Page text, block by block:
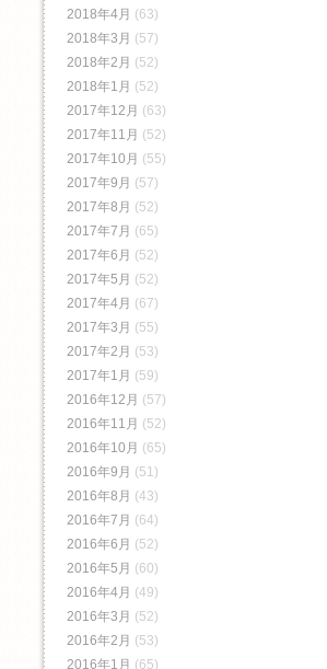
2018年4月 (63)
2018年3月 (57)
2018年2月 (52)
2018年1月 (52)
2017年12月 (63)
2017年11月 (52)
2017年10月 (55)
2017年9月 (57)
2017年8月 (52)
2017年7月 (65)
2017年6月 (52)
2017年5月 (52)
2017年4月 (67)
2017年3月 (55)
2017年2月 (53)
2017年1月 (59)
2016年12月 (57)
2016年11月 (52)
2016年10月 (65)
2016年9月 (51)
2016年8月 (43)
2016年7月 (64)
2016年6月 (52)
2016年5月 (60)
2016年4月 (49)
2016年3月 (52)
2016年2月 (53)
2016年1月 (65)